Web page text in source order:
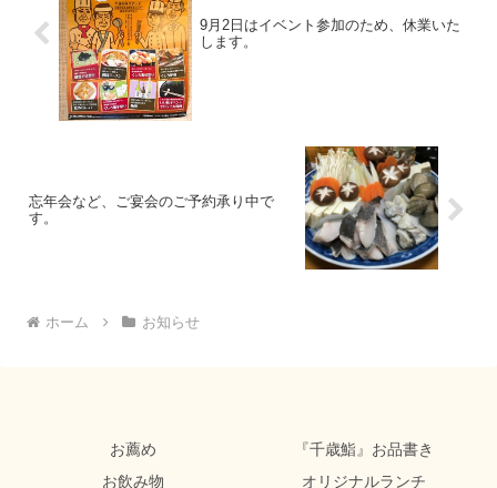
9月2日はイベント参加のため、休業いた
します。
忘年会など、ご宴会のご予約承り中で
す。
ホーム お知らせ
お薦め
『千歳鮨』お品書き
お飲み物
オリジナルランチ